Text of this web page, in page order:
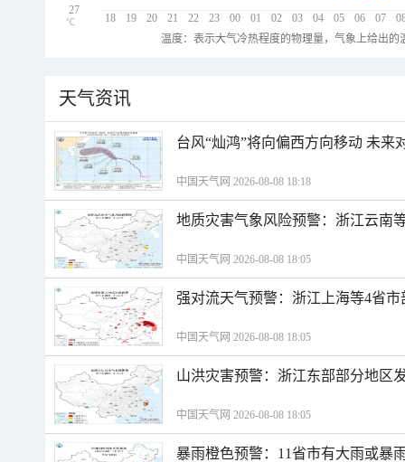
18 19 20 21 22 23 00 01 02 03 04 05 06 07
27
℃
温度：表示大气冷热程度的物理量，气象上给出
天气资讯
台风“灿鸿”将向偏西方向移动 未来
中国天气网 2026-08-08 18:18
地质灾害气象风险预警：浙江云南
中国天气网 2026-08-08 18:05
强对流天气预警：浙江上海等4省
中国天气网 2026-08-08 18:05
山洪灾害预警：浙江东部部分地区
中国天气网 2026-08-08 18:05
暴雨橙色预警：11省市有大雨或暴